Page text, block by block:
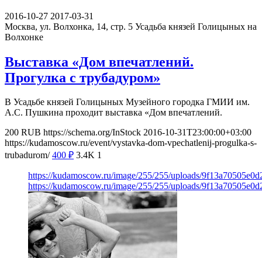
2016-10-27 2017-03-31
Москва, ул. Волхонка, 14, стр. 5 Усадьба князей Голицыных на
Волхонке
Выставка «Дом впечатлений.
Прогулка с трубадуром»
В Усадьбе князей Голицыных Музейного городка ГМИИ им.
А.С. Пушкина проходит выставка «Дом впечатлений.
200 RUB https://schema.org/InStock 2016-10-31T23:00:00+03:00
https://kudamoscow.ru/event/vystavka-dom-vpechatlenij-progulka-s-
trubadurom/ 400 ₽ 3.4K 1
https://kudamoscow.ru/image/255/255/uploads/
https://kudamoscow.ru/image/255/255/uploads/